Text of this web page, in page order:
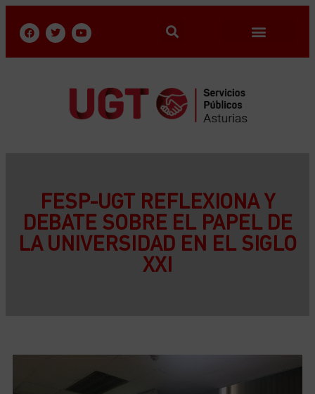
FESP-UGT REFLEXIONA Y
DEBATE SOBRE EL PAPEL DE
LA UNIVERSIDAD EN EL SIGLO
XXI